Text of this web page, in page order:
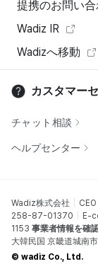
提携のお問い
Wadiz IR
Wadizへ移動
カスタマー
チャット相談
ヘルプセンター
Wadiz株式会社
258-87-01370
E-
1153 事業者情報を確
大韓民国 京畿道城南
© wadiz Co., Ltd.